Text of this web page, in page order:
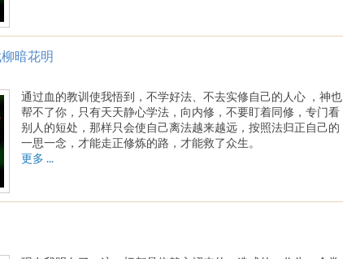
暗花明
通过血的教训使我悟到，不学好法、不去实修自己的人心 ，神也
帮不了你，只有天天静心学法，向内修，不要盯着同修，专门看
别人的短处，那样只会使自己离法越来越远，按照法归正自己的
一思一念，才能走正修炼的路，才能救了众生。
更多 ...